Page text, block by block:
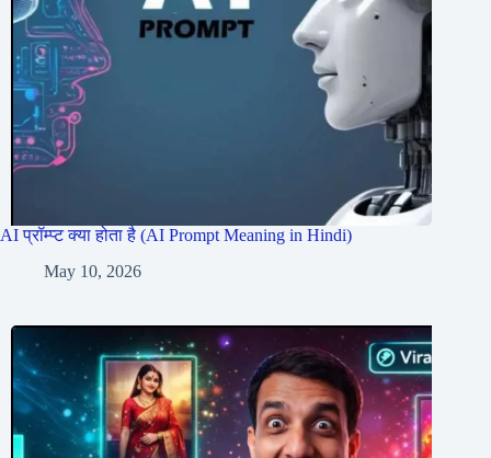
AI प्रॉम्प्ट क्या होता है (AI Prompt Meaning in Hindi)
May 10, 2026